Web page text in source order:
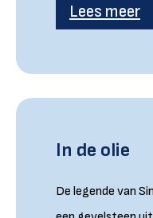
Lees meer
In de olie
De legende van